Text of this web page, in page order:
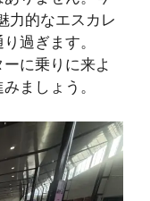
力的なエスカレ
過ぎます。
に乗りに来よ
ましょう。